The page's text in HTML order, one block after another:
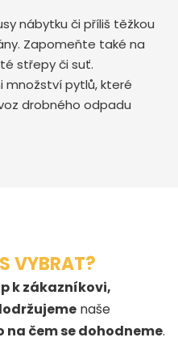
nábytku či příliš těžkou
Zapomeňte také na
střepy či suť.
pytlů, které
drobného odpadu
VYBRAT?
k zákazníkovi,
naše
na čem se dohodneme.